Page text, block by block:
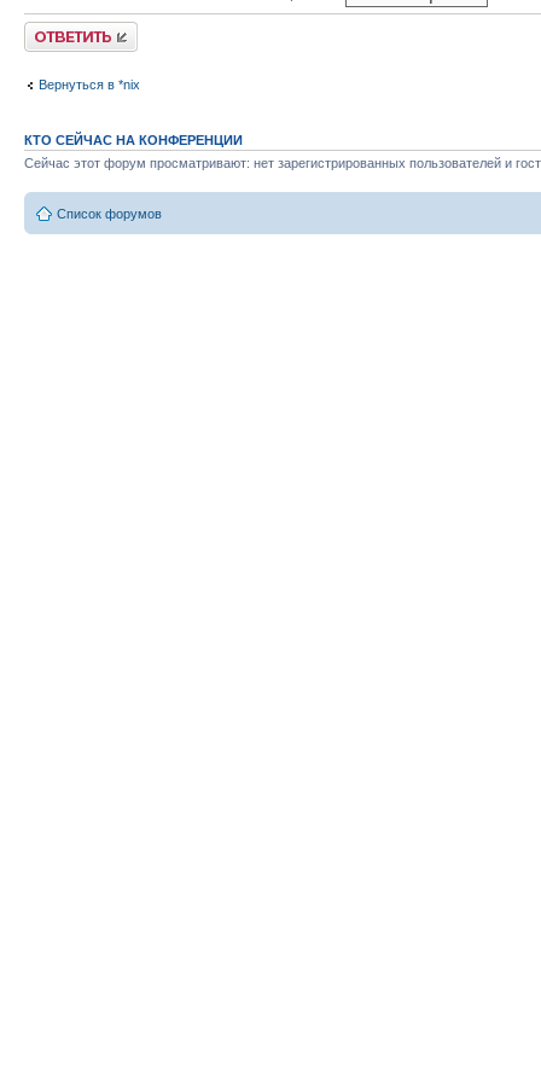
Ответить
Вернуться в *nix
КТО СЕЙЧАС НА КОНФЕРЕНЦИИ
Сейчас этот форум просматривают: нет зарегистрированных пользователей и
Список форумов